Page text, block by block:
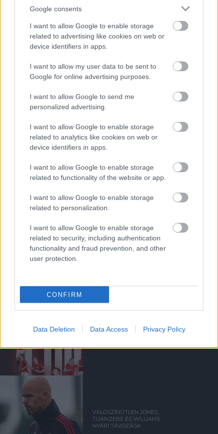
Google consents
I want to allow Google to enable storage
related to advertising like cookies on web or
device identifiers in apps.
I want to allow my user data to be sent to
Google for online advertising purposes.
I want to allow Google to send me
personalized advertising.
I want to allow Google to enable storage
related to analytics like cookies on web or
device identifiers in apps.
I want to allow Google to enable storage
related to functionality of the website or app.
I want to allow Google to enable storage
related to personalization.
I want to allow Google to enable storage
related to security, including authentication
functionality and fraud prevention, and other
user protection.
CONFIRM
Data Deletion Data Access Privacy Policy
Kapcsolódó hírek
PHIL JONES
PHIL JONES NYÍLT LEVELE A
UNITED SZURKOLÓKNAK
HIVATALOS: JONES 12 ÉV
UTÁN TÁVOZIK A
VALÓSZÍNŰTLEN JONES,
TUANZEBE ÉS WILLIAMS
NYÁRI TÁVOZÁSA